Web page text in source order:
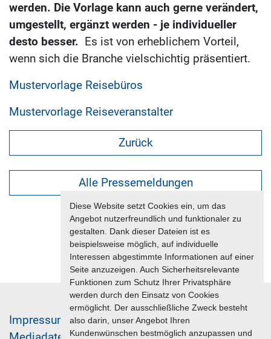
Diese Website setzt Cookies ein, um das
Angebot nutzerfreundlich und funktionaler zu
gestalten. Dank dieser Dateien ist es
beispielsweise möglich, auf individuelle
Interessen abgestimmte Informationen auf einer
Seite anzuzeigen. Auch Sicherheitsrelevante
Funktionen zum Schutz Ihrer Privatsphäre
werden durch den Einsatz von Cookies
ermöglicht. Der ausschließliche Zweck besteht
also darin, unser Angebot Ihren
Kundenwünschen bestmöglich anzupassen und
werden. Die Vorlage kann auch gerne verändert,
umgestellt, ergänzt werden - je individueller
desto besser. Es ist von erheblichem Vorteil,
wenn sich die Branche vielschichtig präsentiert.
Mustervorlage Reisebüros
Mustervorlage Reiseveranstalter
Zurück
Alle Pressemeldungen
Im­pres­sum & Da­ten­schutz